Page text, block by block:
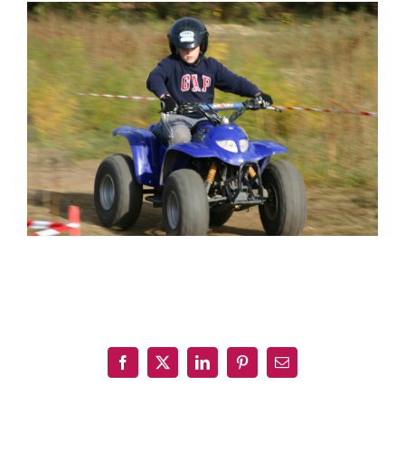
View
Larger
Image
Facebook
X LinkedInPinterestEmail